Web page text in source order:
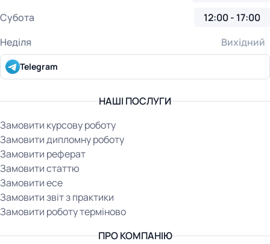
НАШІ ПОСЛУГИ
Замовити курсову роботу
Замовити дипломну роботу
Замовити реферат
Замовити статтю
Замовити есе
Замовити звіт з практики
Замовити роботу терміново
ПРО КОМПАНІЮ
Субота
12:00 - 17:00
Неділя
Вихідний
Telegram